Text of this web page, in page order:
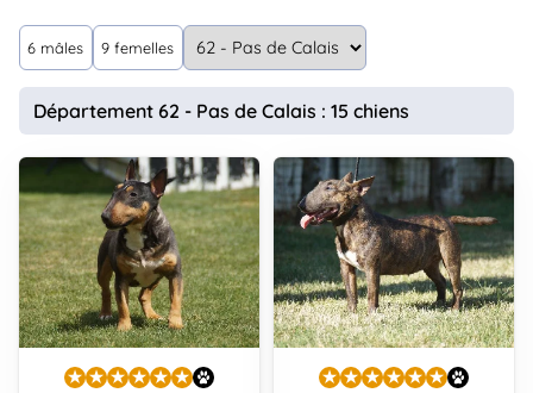
Connexion
6 mâles 9 femelles
Département 62 - Pas de Calais : 15 chiens